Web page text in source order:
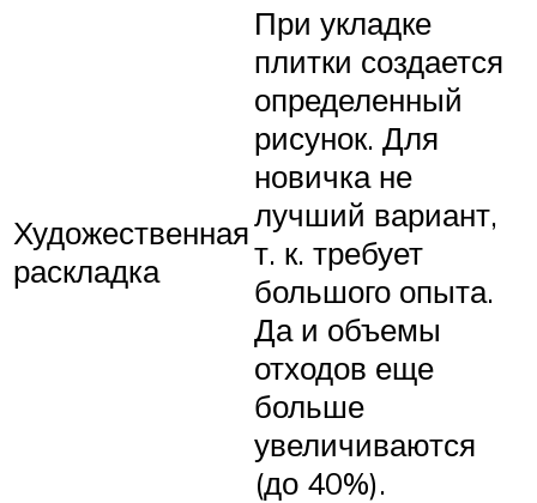
Художественная
раскладка
При укладке
плитки создается
определенный
рисунок. Для
новичка не
лучший вариант,
т. к. требует
большого опыта.
Да и объемы
отходов еще
больше
увеличиваются
(до 40%).